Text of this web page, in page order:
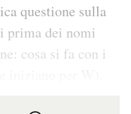
questione sulla
prima dei nomi
cosa si fa con i